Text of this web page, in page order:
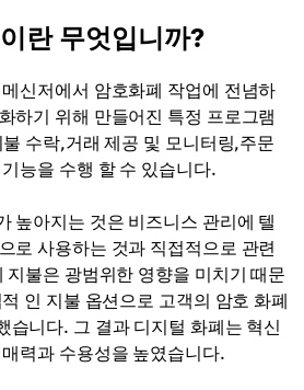
란 무엇입니까?
신저에서 암호화폐 작업에 전념하
하기 위해 만들어진 특정 프로그램
수락,거래 제공 및 모니터링,주문
능을 수행 할 수 있습니다.
높아지는 것은 비즈니스 관리에 텔
로 사용하는 것과 직접적으로 관련
지불은 광범위한 영향을 미치기 때문
인 지불 옵션으로 고객의 암호 화폐
습니다. 그 결과 디지털 화폐는 혁신
력과 수용성을 높였습니다.